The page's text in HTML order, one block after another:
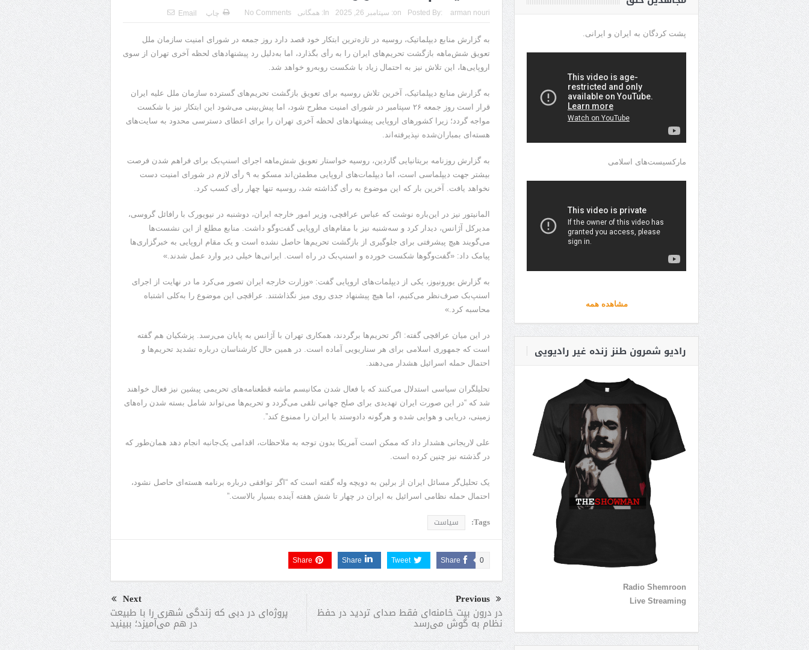
Posted By: arman nouri
on: سپتامبر 26, 2025 In: همگانی No Comments چاپ Email
به گزارش منابع دیپلماتیک، روسیه در تازه‌ترین ابتکار خود قصد دارد روز جمعه در شورای امنیت سازمان ملل
تعویق شش‌ماهه بازگشت تحریم‌های ایران را به رأی بگذارد، اما به‌دلیل رد پیشنهادهای لحظه آخری تهران از سوی
اروپایی‌ها، این تلاش نیز به احتمال زیاد با شکست روبه‌رو خواهد شد.
به گزارش منابع دیپلماتیک، آخرین تلاش روسیه برای تعویق بازگشت تحریم‌های گسترده سازمان ملل علیه ایران
قرار است روز جمعه ۲۶ سپتامبر در شورای امنیت مطرح شود، اما پیش‌بینی می‌شود این ابتکار نیز با شکست
مواجه گردد؛ زیرا کشورهای اروپایی پیشنهادهای لحظه آخری تهران را برای اعطای دسترسی محدود به سایت‌های
هسته‌ای بمباران‌شده نپذیرفته‌اند.
به گزارش روزنامه بریتانیایی گاردین، روسیه خواستار تعویق شش‌ماهه اجرای اسنپ‌بک برای فراهم شدن فرصت
بیشتر جهت دیپلماسی است، اما دیپلمات‌های اروپایی مطمئن‌اند مسکو به ۹ رأی لازم در شورای امنیت دست
نخواهد یافت. آخرین بار که این موضوع به رأی گذاشته شد، روسیه تنها چهار رأی کسب کرد.
المانیتور نیز در این‌باره نوشت که عباس عراقچی، وزیر امور خارجه ایران، دوشنبه در نیویورک با رافائل گروسی،
مدیرکل آژانس، دیدار کرد و سه‌شنبه نیز با مقام‌های اروپایی گفت‌وگو داشت. منابع مطلع از این نشست‌ها
می‌گویند هیچ پیشرفتی برای جلوگیری از بازگشت تحریم‌ها حاصل نشده است و یک مقام اروپایی به خبرگزاری‌ها
پیامک داد: «گفت‌وگوها شکست خورده و اسنپ‌بک در راه است. ایرانی‌ها خیلی دیر وارد عمل شدند.»
به گزارش یورونیوز، یکی از دیپلمات‌های اروپایی گفت: «وزارت خارجه ایران تصور می‌کرد ما در نهایت از اجرای
اسنپ‌بک صرف‌نظر می‌کنیم، اما هیچ پیشنهاد جدی روی میز نگذاشتند. عراقچی این موضوع را به‌کلی اشتباه
محاسبه کرد.»
در این میان عراقچی گفته: اگر تحریم‌ها برگردند، همکاری تهران با آژانس به پایان می‌رسد. پزشکیان هم گفته
است که جمهوری اسلامی برای هر سناریویی آماده است. در همین حال کارشناسان درباره تشدید تحریم‌ها و
احتمال حمله اسرائیل هشدار می‌دهند.
تحلیلگران سیاسی استدلال می‌کنند که با فعال شدن مکانیسم ماشه قطعنامه‌های تحریمی پیشین نیز فعال خواهند
شد که “در این صورت ایران تهدیدی برای صلح جهانی تلقی می‌گردد و تحریم‌ها می‌تواند شامل بسته شدن راه‌های
زمینی، دریایی و هوایی شده و هرگونه دادوستد با ایران را ممنوع کند”.
علی لاریجانی هشدار داد که ممکن است آمریکا بدون توجه به ملاحظات، اقدامی یک‌جانبه انجام دهد همان‌طور که
در گذشته نیز چنین کرده است.
یک تحلیل‌گر مسائل ایران از برلین به دویچه وله گفته است که “اگر توافقی درباره برنامه هسته‌ای حاصل نشود،
احتمال حمله نظامی اسرائیل به ایران در چهار تا شش هفته آینده بسیار بالاست.”
Tags: سیاست
Share 0
Tweet
Share
Share
Previous
در درون بیت خامنه‌ای فقط صدای تردید در حفظ
نظام به گوش می‌رسد
Next
پروژه‌ای در دبی که زندگی شهری را با طبیعت
در هم می‌آمیزد؛ ببینید
پشت کردگان به ایران و ایرانی.
مارکسیست‌های اسلامی
مشاهده همه
رادیو شمرون طنز زنده غیر رادیویی
Radio Shemroon
Live Streaming